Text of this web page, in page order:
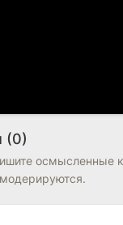
(0)
осмысленные